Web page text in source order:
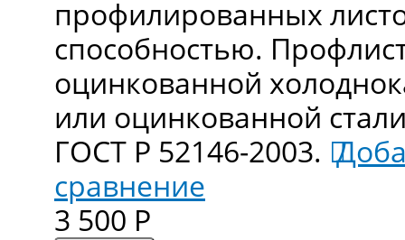
профилированных
способностью.
оцинкованной
или оцинкованной
ГОСТ Р 52146-2003.
сравнение
3 500 Р